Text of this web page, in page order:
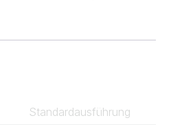
Standardausführung